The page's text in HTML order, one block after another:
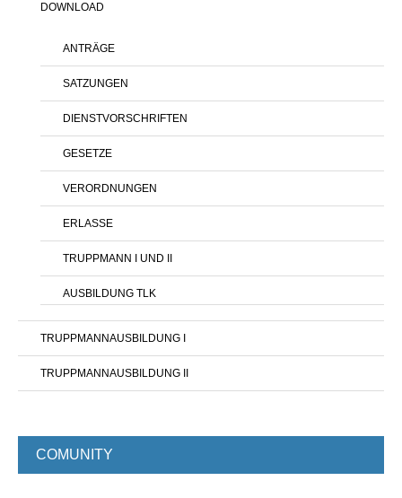
DOWNLOAD
ANTRÄGE
SATZUNGEN
DIENSTVORSCHRIFTEN
GESETZE
VERORDNUNGEN
ERLASSE
TRUPPMANN I UND II
AUSBILDUNG TLK
TRUPPMANNAUSBILDUNG I
TRUPPMANNAUSBILDUNG II
COMUNITY